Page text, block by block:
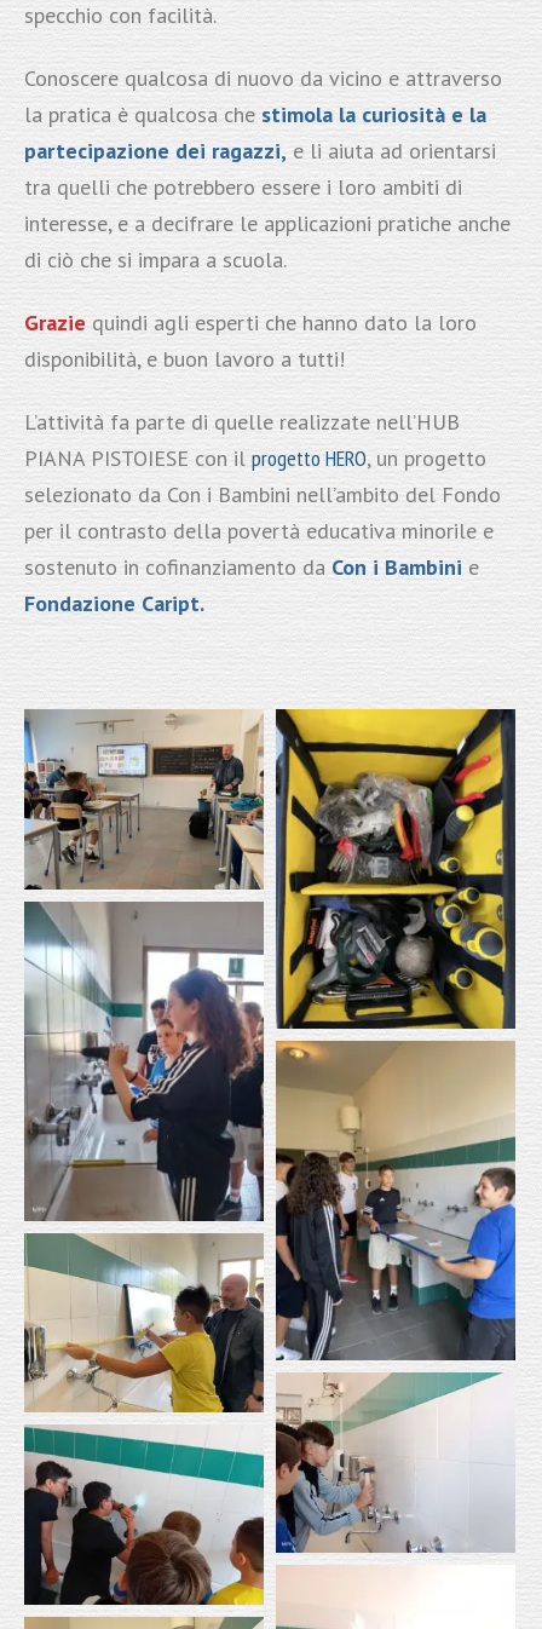
specchio con facilità.
Conoscere qualcosa di nuovo da vicino e attraverso
la pratica è qualcosa che stimola la curiosità e la
partecipazione dei ragazzi, e li aiuta ad orientarsi
tra quelli che potrebbero essere i loro ambiti di
interesse, e a decifrare le applicazioni pratiche anche
di ciò che si impara a scuola.
Graziequindi agli esperti che hanno dato la loro
disponibilità, e buon lavoro a tutti!
L’attività fa parte di quelle realizzate nell’HUB
PIANA PISTOIESE con il progetto HERO, un progetto
selezionato da Con i Bambini nell’ambito del Fondo
per il contrasto della povertà educativa minorile e
sostenuto in cofinanziamento da Con i Bambini e
Fondazione Caript.